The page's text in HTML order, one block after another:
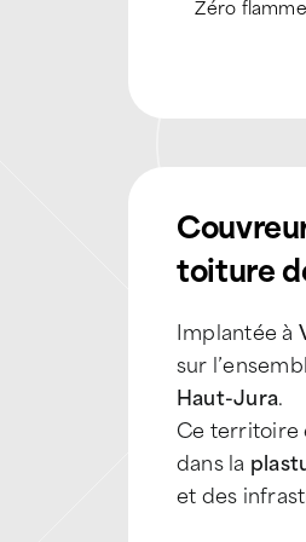
Habilitée
toiture
Implantée à
sur
Haut-Jura.
Ce territoire
dans la
et des